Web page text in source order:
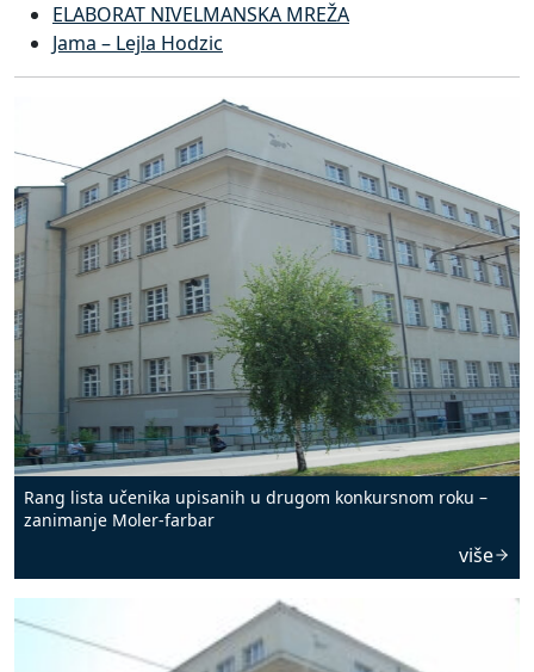
ELABORAT NIVELMANSKA MREŽA
Jama – Lejla Hodzic
Rang lista učenika upisanih u drugom konkursnom roku –
zanimanje Moler-farbar
više